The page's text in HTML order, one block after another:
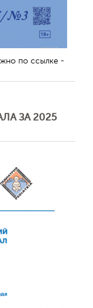
по ссылке -
ЗА 2025
Обратная